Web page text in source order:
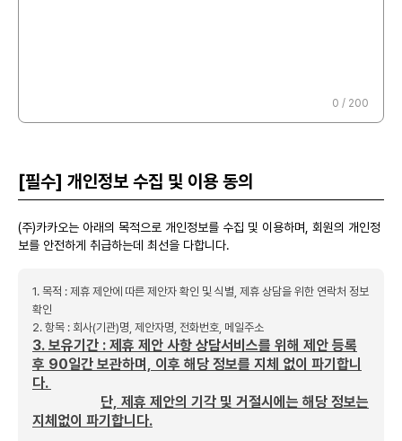
0 / 200
[필수] 개인정보 수집 및 이용 동의
(주)카카오는 아래의 목적으로 개인정보를 수집 및 이용하며, 회원의 개인정
보를 안전하게 취급하는데 최선을 다합니다.
1. 목적 : 제휴 제안에 따른 제안자 확인 및 식별, 제휴 상담을 위한 연락처 정보
확인
2. 항목 : 회사(기관)명, 제안자명, 전화번호, 메일주소
3. 보유기간 : 제휴 제안 사항 상담서비스를 위해 제안 등록
후 90일간 보관하며, 이후 해당 정보를 지체 없이 파기합니
다.
단, 제휴 제 안의 기각 및 거절시에는 해당 정보는
지체없이 파기합니다.